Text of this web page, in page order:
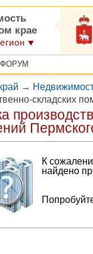
крае
ФОРУМ
→
складских
К
найдено